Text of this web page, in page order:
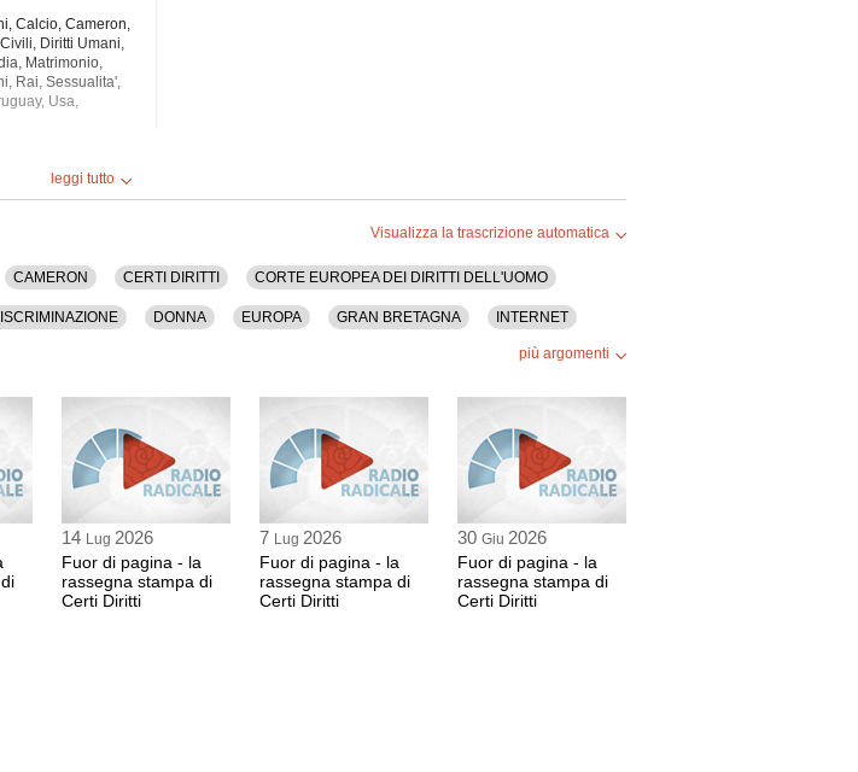
Calcio, Cameron,
Diritti Umani,
Matrimonio,
Rai, Sessualita',
Usa,
leggi tutto
Visualizza la trascrizione automatica
CAMERON CERTI DIRITTI CORTE EUROPEA DEI DIRITTI DELL'UOMO
DONNA EUROPA GRAN BRETAGNA INTERNET
PROSTITUZIONE
TELEVISIONE TIME TRANSESSUALI UNIONI CIVILI
più argomenti
14 Lug 2026
Fuor di pagina - la
rassegna stampa di
Certi Diritti
7 Lug 2026
Fuor di pagina - la
rassegna stampa di
Certi Diritti
30 Giu 2026
Fuor di pagina - la
rassegna stampa di
Certi Diritti